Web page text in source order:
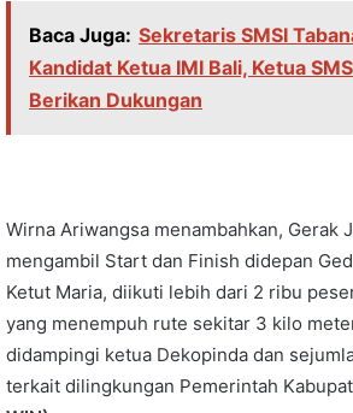
Baca Juga: Sekretaris SMSI
Kandidat Ketua IMI Bali, Ketua
Berikan Dukungan
Wirna Ariwangsa menambahkan, Gerak
mengambil Start dan Finish didepan
Ketut Maria, diikuti lebih dari 2 ribu
yang menempuh rute sekitar 3 kilo
didampingi ketua Dekopinda dan
terkait dilingkungan Pemerintah